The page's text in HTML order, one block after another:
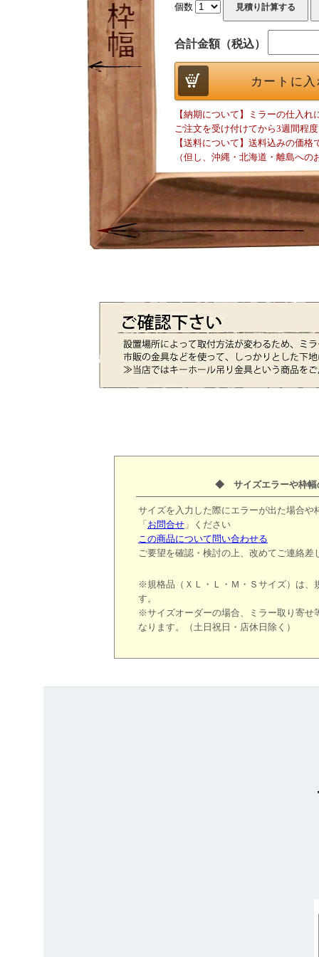
個数
合計金額（税込）
【納期について】ミラーの仕入れ
ご注文を受け付けてから3週間程
【送料について】送料込みの価格
（但し、沖縄・北海道・離島へ
◆ サイズエラーや枠幅
サイズを入力した際にエラーが出た場合
「 お問合せ 」ください
この商品について問い合わせる
ご要望を確認・検討の上、改めてご連絡差
※規格品（ＸＬ・Ｌ・Ｍ・Ｓサイズ）は、
す。
※サイズオーダーの場合、ミラー取り寄せ
なります。（土日祝日・店休日除く）